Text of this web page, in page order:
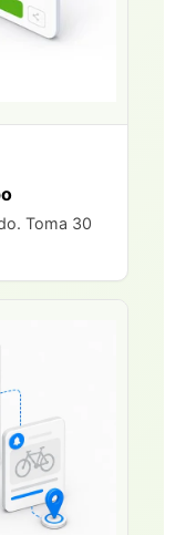
Toma 30